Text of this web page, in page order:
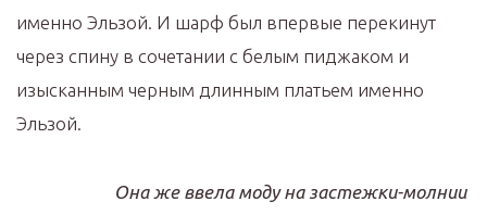
именно Эльзой. И шарф был впервые перекинут
через спину в сочетании с белым пиджаком и
изысканным черным длинным платьем именно
Эльзой.
Она же ввела моду на застежки-молнии